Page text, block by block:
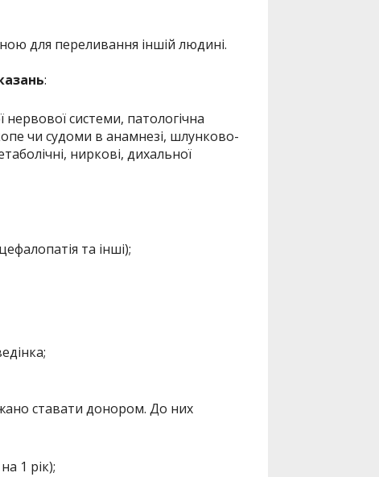
для переливання іншій людині.
:
системи, патологічна
чи судоми в анамнезі, шлунково-
ниркові, дихальної
та інші);
ставати донором. До них
1 рік);